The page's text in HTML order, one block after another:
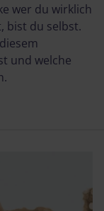
wer du wirklich
bist du selbst.
und welche